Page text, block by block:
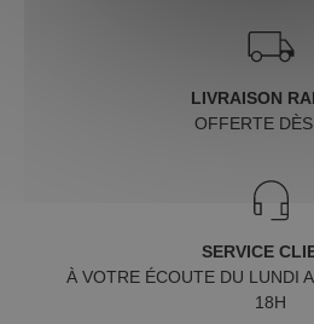
LIVRAISON
OFFERTE
SERVICE
À VOTRE ÉCOUTE DU LUNDI
18H